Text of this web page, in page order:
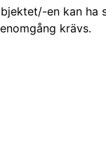
en kan ha
krävs.